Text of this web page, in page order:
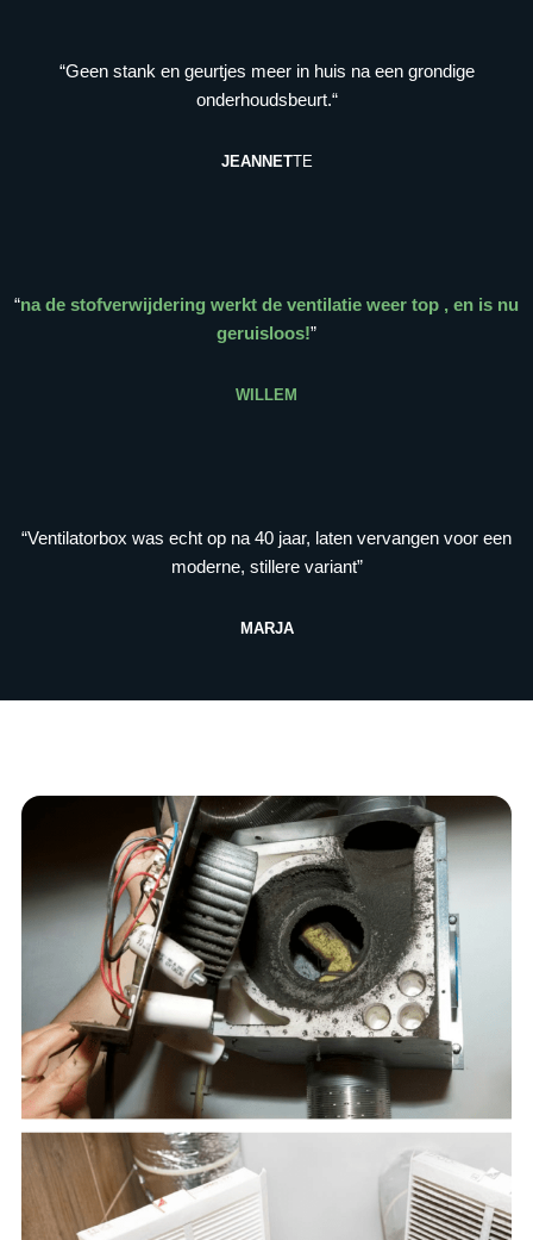
“Geen stank en geurtjes meer in huis na een grondige
onderhoudsbeurt.“
JEANNETTE
“na de stofverwijdering werkt de ventilatie weer top , en is nu
geruisloos!”
WILLEM
“Ventilatorbox was echt op na 40 jaar, laten vervangen voor een
moderne, stillere variant”
MARJA